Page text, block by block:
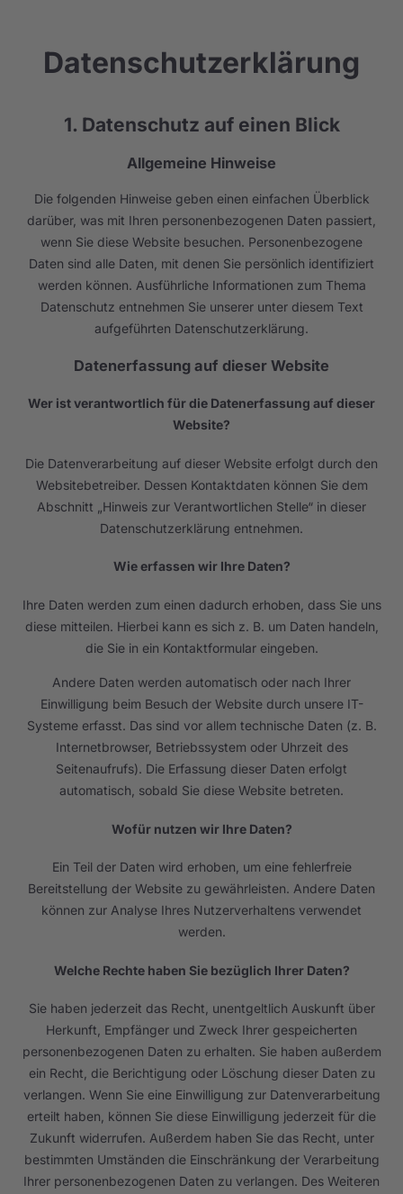
Datenschutzerklärung
1. Datenschutz auf einen Blick
Allgemeine Hinweise
Die folgenden Hinweise geben einen einfachen Überblick
darüber, was mit Ihren personenbezogenen Daten passiert,
wenn Sie diese Website besuchen. Personenbezogene
Daten sind alle Daten, mit denen Sie persönlich identifiziert
werden können. Ausführliche Informationen zum Thema
Datenschutz entnehmen Sie unserer unter diesem Text
aufgeführten Datenschutzerklärung.
Datenerfassung auf dieser Website
Wer ist verantwortlich für die Datenerfassung auf dieser
Website?
Die Datenverarbeitung auf dieser Website erfolgt durch den
Websitebetreiber. Dessen Kontaktdaten können Sie dem
Abschnitt „Hinweis zur Verantwortlichen Stelle“ in dieser
Datenschutzerklärung entnehmen.
Wie erfassen wir Ihre Daten?
Ihre Daten werden zum einen dadurch erhoben, dass Sie uns
diese mitteilen. Hierbei kann es sich z. B. um Daten handeln,
die Sie in ein Kontaktformular eingeben.
Andere Daten werden automatisch oder nach Ihrer
Einwilligung beim Besuch der Website durch unsere IT-
Systeme erfasst. Das sind vor allem technische Daten (z. B.
Internetbrowser, Betriebssystem oder Uhrzeit des
Seitenaufrufs). Die Erfassung dieser Daten erfolgt
automatisch, sobald Sie diese Website betreten.
Wofür nutzen wir Ihre Daten?
Ein Teil der Daten wird erhoben, um eine fehlerfreie
Bereitstellung der Website zu gewährleisten. Andere Daten
können zur Analyse Ihres Nutzerverhaltens verwendet
werden.
Welche Rechte haben Sie bezüglich Ihrer Daten?
Sie haben jederzeit das Recht, unentgeltlich Auskunft über
Herkunft, Empfänger und Zweck Ihrer gespeicherten
personenbezogenen Daten zu erhalten. Sie haben außerdem
ein Recht, die Berichtigung oder Löschung dieser Daten zu
verlangen. Wenn Sie eine Einwilligung zur Datenverarbeitung
erteilt haben, können Sie diese Einwilligung jederzeit für die
Zukunft widerrufen. Außerdem haben Sie das Recht, unter
bestimmten Umständen die Einschränkung der Verarbeitung
Ihrer personenbezogenen Daten zu verlangen. Des Weiteren